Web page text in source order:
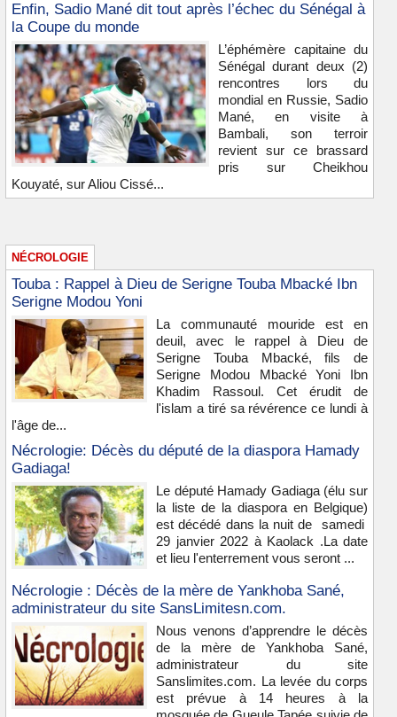
Enfin, Sadio Mané dit tout après l’échec du Sénégal à
la Coupe du monde
L’éphémère capitaine du
Sénégal durant deux (2)
rencontres lors du
mondial en Russie, Sadio
Mané, en visite à
Bambali, son terroir
revient sur ce brassard
pris sur Cheikhou
Kouyaté, sur Aliou Cissé...
NÉCROLOGIE
Touba : Rappel à Dieu de Serigne Touba Mbacké Ibn
Serigne Modou Yoni
La communauté mouride est en
deuil, avec le rappel à Dieu de
Serigne Touba Mbacké, fils de
Serigne Modou Mbacké Yoni Ibn
Khadim Rassoul. Cet érudit de
l'islam a tiré sa révérence ce lundi à
l'âge de...
Nécrologie: Décès du député de la diaspora Hamady
Gadiaga!
Le député Hamady Gadiaga (élu sur
la liste de la diaspora en Belgique)
est décédé dans la nuit de samedi
29 janvier 2022 à Kaolack .La date
et lieu l'enterrement vous seront ...
Nécrologie : Décès de la mère de Yankhoba Sané,
administrateur du site SansLimitesn.com.
Nous venons d’apprendre le décès
de la mère de Yankhoba Sané,
administrateur du site
Sanslimites.com. La levée du corps
est prévue à 14 heures à la